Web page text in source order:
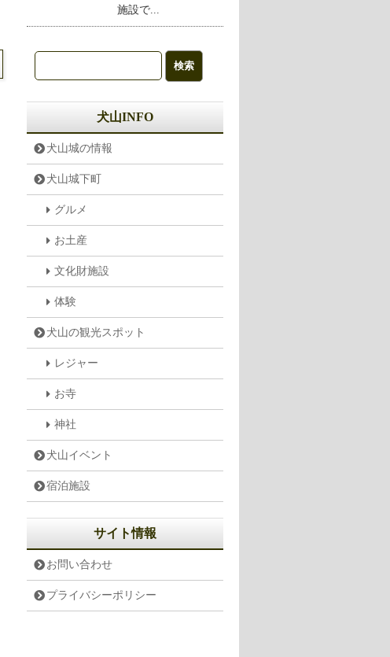
施設で...
犬山INFO
犬山城の情報
犬山城下町
グルメ
お土産
文化財施設
体験
犬山の観光スポット
レジャー
お寺
神社
犬山イベント
宿泊施設
サイト情報
お問い合わせ
プライバシーポリシー